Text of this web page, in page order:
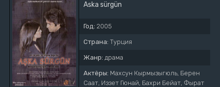
Aska sürgün
Год: 2005
Страна: Турция
Жанр: драма
Актёры: Махсун Кырмызыгюль, Берен
Саат, Иззет Гюнай, Бахри Бейат, Фырат